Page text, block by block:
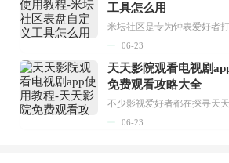
工具怎么用
06-23
天天影院观看电视剧
免费观看攻略大全
06-23